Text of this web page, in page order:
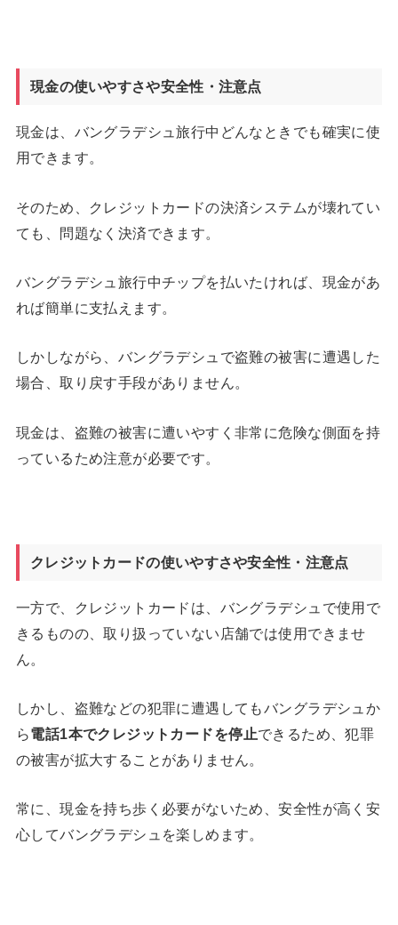
現金の使いやすさや安全性・注意点
現金は、バングラデシュ旅行中どんなときでも確実に使
用できます。
そのため、クレジットカードの決済システムが壊れてい
ても、問題なく決済できます。
バングラデシュ旅行中チップを払いたければ、現金があ
れば簡単に支払えます。
しかしながら、バングラデシュで盗難の被害に遭遇した
場合、取り戻す手段がありません。
現金は、盗難の被害に遭いやすく非常に危険な側面を持
っているため注意が必要です。
クレジットカードの使いやすさや安全性・注意点
一方で、クレジットカードは、バングラデシュで使用で
きるものの、取り扱っていない店舗では使用できませ
ん。
しかし、盗難などの犯罪に遭遇してもバングラデシュか
ら電話1本でクレジットカードを停止できるため、犯罪
の被害が拡大することがありません。
常に、現金を持ち歩く必要がないため、安全性が高く安
心してバングラデシュを楽しめます。